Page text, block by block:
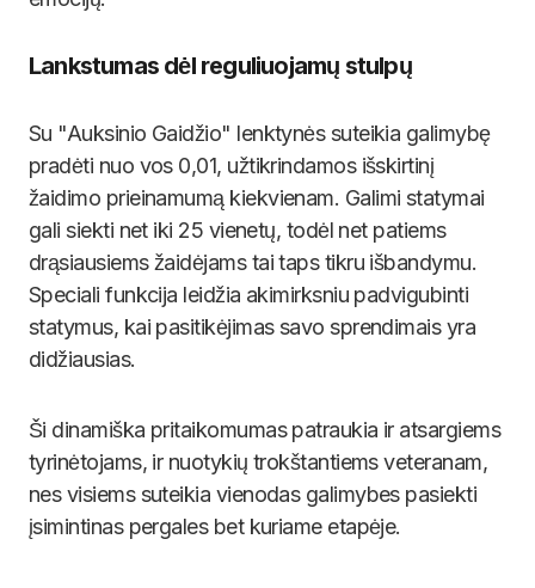
Lankstumas dėl reguliuojamų stulpų
Su "Auksinio Gaidžio" lenktynės suteikia galimybę
pradėti nuo vos 0,01, užtikrindamos išskirtinį
žaidimo prieinamumą kiekvienam. Galimi statymai
gali siekti net iki 25 vienetų, todėl net patiems
drąsiausiems žaidėjams tai taps tikru išbandymu.
Speciali funkcija leidžia akimirksniu padvigubinti
statymus, kai pasitikėjimas savo sprendimais yra
didžiausias.
Ši dinamiška pritaikomumas patraukia ir atsargiems
tyrinėtojams, ir nuotykių trokštantiems veteranam,
nes visiems suteikia vienodas galimybes pasiekti
įsimintinas pergales bet kuriame etapėje.